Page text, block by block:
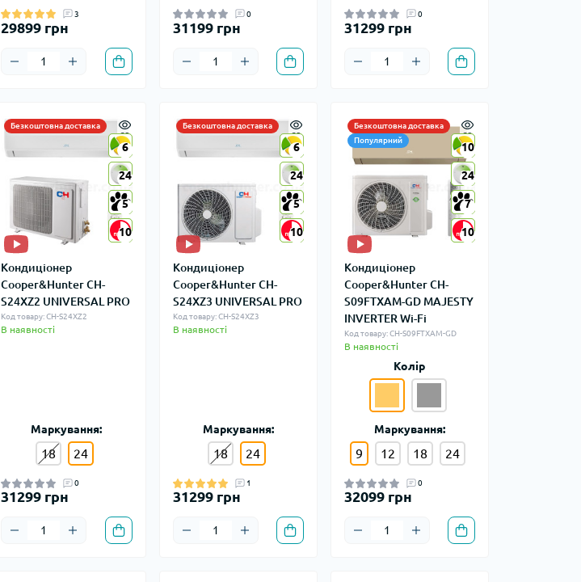
3
29899 грн
0
31199 грн
0
31299 грн
Безкоштовна доставка
6
24
5
10
6
24
5
10
Кондиціонер
Cooper&Hunter CH-
S24XZ2 UNIVERSAL PRO
Код товару: CH-S24XZ2
В наявності
Маркування:
18 24
0
31299 грн
Безкоштовна доставка
6
24
5
10
6
24
5
10
Кондиціонер
Cooper&Hunter CH-
S24XZ3 UNIVERSAL PRO
Код товару: CH-S24XZ3
В наявності
Маркування:
18 24
1
31299 грн
Безкоштовна доставка
Популярний
10
24
7
10
10
24
7
10
Кондиціонер
Cooper&Hunter CH-
S09FTXAM-GD MAJESTY
INVERTER Wi-Fi
Код товару: CH-S09FTXAM-GD
В наявності
Колір
Маркування:
9 12 18 24
0
32099 грн